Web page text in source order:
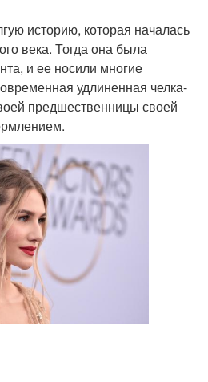
историю, которая началась
века. Тогда она была
и ее носили многие
удлиненная челка-
предшественницы своей